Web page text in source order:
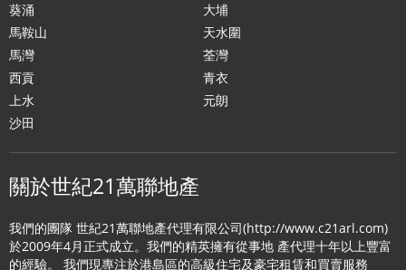
葵涌
馬鞍山
馬灣
西貢
上水
沙田
大埔
天水圍
荃灣
青衣
元朗
關於世紀21萬聯地產
我們的團隊 世紀21萬聯地產代理有限公司(http://www.c21arl.com)
於2009年4月正式成立。我們的精英擁有從事地 產代理十年以上豐富
的經驗。 我們現專注於港島區的高級住宅及豪宅租賃和買賣服務